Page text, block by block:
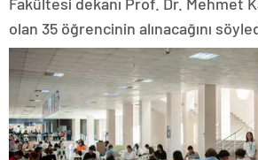
olan 35 öğrencinin alınacağını